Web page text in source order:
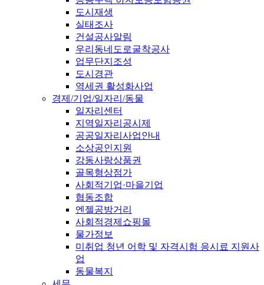
도시재생
실태조사
건설공사알림
우리동네도로굴착공사
업무단지조성
도시경관
역세권 활성화사업
경제/기업/일자리/동물
일자리센터
지역일자리공시제
공공일자리사업안내
소상공인지원
강동사랑상품권
골목형상점가
사회적기업·마을기업
협동조합
엔젤공방거리
사회적경제쇼핑몰
물가정보
미취업 청년 어학 및 자격시험 응시료 지원사
업
동물복지